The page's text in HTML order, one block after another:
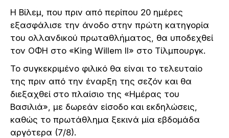
Η Βίλεμ, που πριν από περίπου 20 ημέρες
εξασφάλισε την άνοδο στην πρώτη κατηγορία
του ολλανδικού πρωταθλήματος, θα υποδεχθεί
τον ΟΦΗ στο «King Willem II» στο Τίλμπουργκ.
Το συγκεκριμένο φιλικό θα είναι το τελευταίο
της πριν από την έναρξη της σεζόν και θα
διεξαχθεί στο πλαίσιο της «Ημέρας του
Βασιλιά», με δωρεάν είσοδο και εκδηλώσεις,
καθώς το πρωτάθλημα ξεκινά μία εβδομάδα
αργότερα (7/8).